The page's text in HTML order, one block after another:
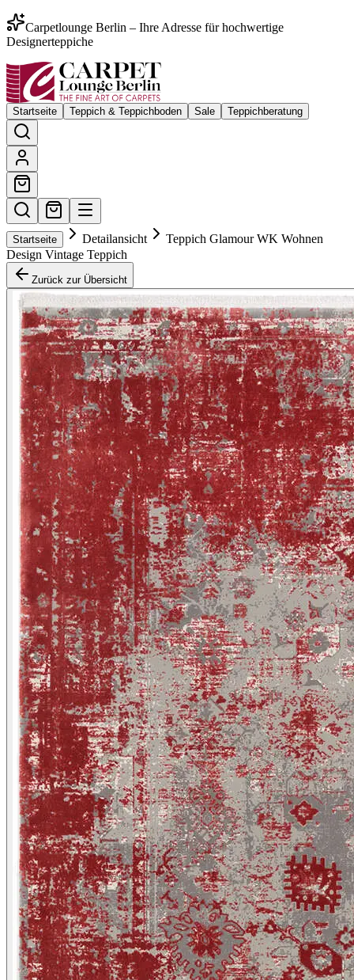
Carpetlounge Berlin – Ihre Adresse für hochwertige
Designerteppiche
Startseite Teppich & Teppichboden Sale Teppichberatung
Startseite Detailansicht
Teppich Glamour WK Wohnen
Design Vintage Teppich
Zurück zur Übersicht